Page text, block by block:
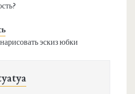
эскиз юбки